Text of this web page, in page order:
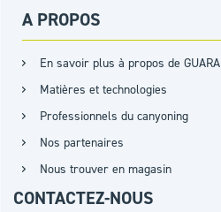
A PROPOS
En savoir plus à propos de GUARA
Matières et technologies
Professionnels du canyoning
Nos partenaires
Nous trouver en magasin
CONTACTEZ-NOUS